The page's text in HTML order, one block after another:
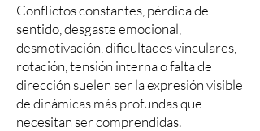
Conflictos constantes, pérdida de
sentido, desgaste emocional,
desmotivación, dificultades vinculares,
rotación, tensión interna o falta de
dirección suelen ser la expresión visible
de dinámicas más profundas que
necesitan ser comprendidas.